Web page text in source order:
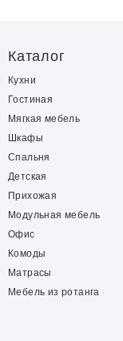
Каталог
Кухни
Гостиная
Мягкая мебель
Шкафы
Спальня
Детская
Прихожая
Модульная мебель
Офис
Комоды
Матрасы
Мебель из ротанга